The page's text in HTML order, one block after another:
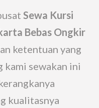
Sewa Kursi
Bebas Ongkir
ketentuan yang
kami sewakan ini
kualitasnya